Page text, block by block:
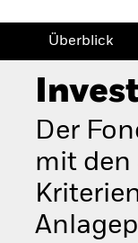
Überblick
Der
mit den